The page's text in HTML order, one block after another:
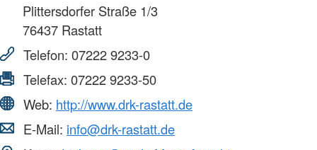
Plittersdorfer Straße 1/3
76437 Rastatt
Telefon: 07222 9233-0
Telefax: 07222 9233-50
Web: http://www.drk-rastatt.de
E-Mail: info@drk-rastatt.de